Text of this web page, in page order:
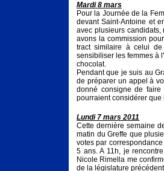
Mardi 8 mars
Pour la Journée de la
devant Saint-Antoine et
avec plusieurs
avons la commission
tract similaire à celui
sensibiliser les femmes à
chocolat.
Pendant que je suis au
de préparer un appel à
donné consigne de
pourraient considérer
Lundi 7 mars 2011
Cette dernière semaine
matin du Greffe que
votes par
5 ans. A 11h, je
Nicole Rimella me
de la législature